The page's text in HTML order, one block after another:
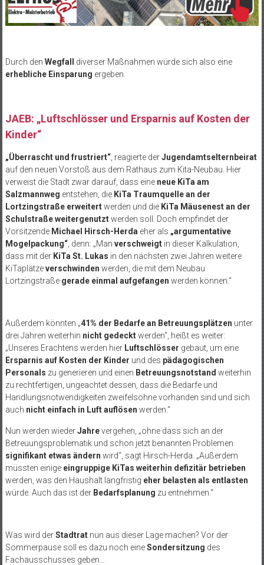
Durch den Wegfall
diverser Maßnahmen würde sich also eine
erhebliche Einsparung ergeben.
JAEB: „Luftschlösser und Ersparnis auf Kosten der
Kinder“
„Überrascht und frustriert“, reagierte derJugendamtselternbeirat
auf den neuen Vorstoß aus dem Rathaus zum Kita-Neubau. Hier
verweist die Stadt zwar darauf, dass eine neue KiTa am
Salzmannweg entstehen, die KiTa Traumquelle an der
Lortzingstraße erweitertwerden und die KiTa Mäusenest an der
Schulstraße weitergenutztwerden soll. Doch empfindet der
Vorsitzende Michael Hirsch-Herda eher als „argumentative
Mogelpackung“, denn: „Man verschweigtin dieser Kalkulation,
dass mit der KiTa St. Lukas in den nächsten zwei Jahren weitere
KiTaplätzeverschwinden werden, die mit dem Neubau
Lortzingstraße gerade einmal aufgefangen werden können.“
Außerdem könnten „41% der Bedarfe an Betreuungsplätzen unter
drei Jahren weiterhin nicht gedecktwerden“, heißt es weiter:
„Unseres Erachtens werden hier Luftschlösser gebaut, um eine
Ersparnis auf Kosten der Kinder und des pädagogischen
Personals zu generieren und einen Betreuungsnotstand weiterhin
zu rechtfertigen, ungeachtet dessen, dass die Bedarfe und
Handlungsnotwendigkeiten zweifelsohne vorhanden sind und sich
auch nicht einfach in Luft auflösen werden.“
Nun werden wiederJahrevergehen, „ohne dass sich an der
Betreuungsproblematik und schon jetzt benannten Problemen
signifikant etwas ändern wird“, sagt Hirsch-Herda. „Außerdem
müssten einige eingruppige KiTas weiterhin defizitär betrieben
werden, was den Haushalt langfristig eher belasten als entlasten
würde. Auch das ist der Bedarfsplanung zu entnehmen.“
Was wird derStadtratnun aus dieser Lage machen? Vor der
Sommerpause soll es dazu noch eineSondersitzung des
Fachausschusses geben…